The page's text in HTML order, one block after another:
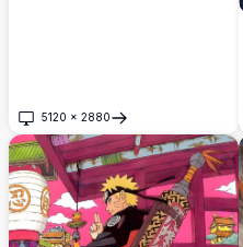
5120 × 2880
Ouvrir